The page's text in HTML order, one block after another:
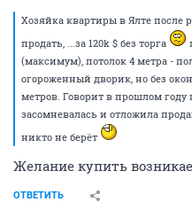
Хозяйка квартиры в Ялте после
продать, ...за 120k $ без торга
(максимум), потолок 4 метра -
огороженный дворик, но без
метров. Говорит в прошлом году
засомневалась и отложила
никто не берёт
Желание купить
ОТВЕТИТЬ